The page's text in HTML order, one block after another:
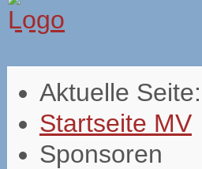
Aktuelle Seite:
Startseite MV
Sponsoren